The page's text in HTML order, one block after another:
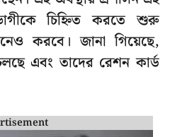
চিহ্নিত করতে শুরু
করবে। জানা গিয়েছে,
এবং তাদের রেশন কার্ড